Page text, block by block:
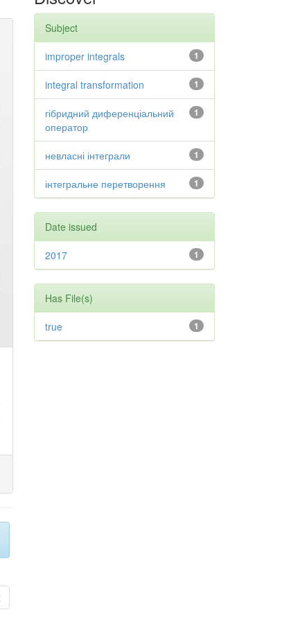
Subject
1
improper integrals
1
integral transformation
1
гібридний диференціальний
оператор
1
невласні інтеграли
1
інтегральне перетворення
Date issued
1
2017
Has File(s)
1
true